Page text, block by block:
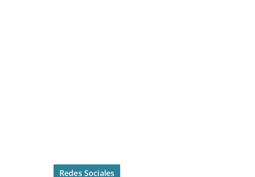
Redes Sociales